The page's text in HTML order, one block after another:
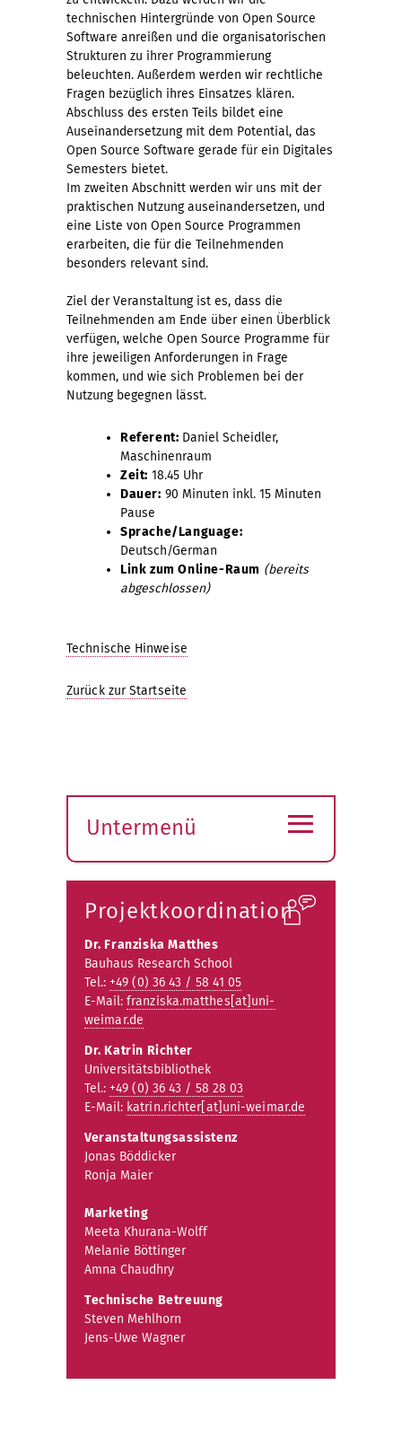
technischen Hintergründe von Open Source
Software anreißen und die organisatorischen
Strukturen zu ihrer Programmierung
beleuchten. Außerdem werden wir rechtliche
Fragen bezüglich ihres Einsatzes klären.
Abschluss des ersten Teils bildet eine
Auseinandersetzung mit dem Potential, das
Open Source Software gerade für ein Digitales
Semesters bietet.
Im zweiten Abschnitt werden wir uns mit der
praktischen Nutzung auseinandersetzen, und
eine Liste von Open Source Programmen
erarbeiten, die für die Teilnehmenden
besonders relevant sind.
Ziel der Veranstaltung ist es, dass die
Teilnehmenden am Ende über einen Überblick
verfügen, welche Open Source Programme für
ihre jeweiligen Anforderungen in Frage
kommen, und wie sich Problemen bei der
Nutzung begegnen lässt.
Referent: Daniel Scheidler,
Maschinenraum
Zeit: 18.45 Uhr
Dauer: 90 Minuten inkl. 15 Minuten
Pause
Sprache/Language:
Deutsch/German
Link zum Online-Raum (bereits
abgeschlossen)
Technische Hinweise
Zurück zur Startseite
Untermenü
öffnen
≡
Projektkoordination
Dr. Franziska Matthes
Bauhaus Research School
Tel.: +49 (0) 36 43 / 58 41 05
E-Mail: franziska.matthes[at]uni-
weimar.de
Dr. Katrin Richter
Universitätsbibliothek
Tel.: +49 (0) 36 43 / 58 28 03
E-Mail: katrin.richter[at]uni-weimar.de
Veranstaltungsassistenz
Jonas Böddicker
Ronja Maier
Marketing
Meeta Khurana-Wolff
Melanie Böttinger
Amna Chaudhry
Technische Betreuung
Steven Mehlhorn
Jens-Uwe Wagner